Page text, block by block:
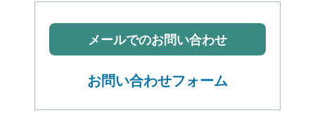
メールでのお問い合わせ
お問い合わせフォーム